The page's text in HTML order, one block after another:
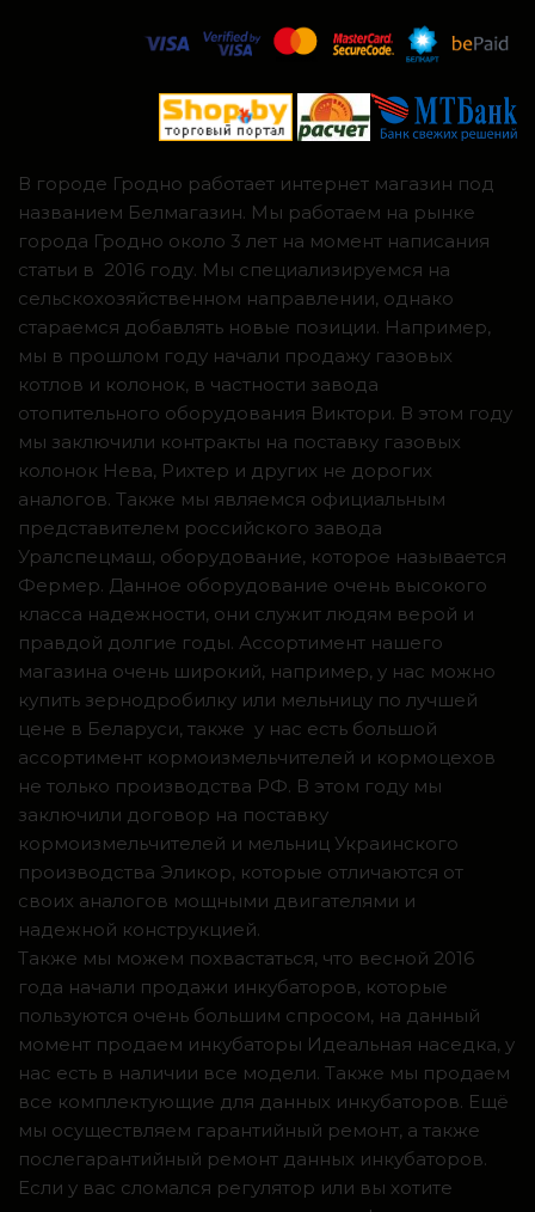
В городе Гродно работает интернет магазин под
названием Белмагазин. Мы работаем на рынке
города Гродно около 3 лет на момент написания
статьи в 2016 году. Мы специализируемся на
сельскохозяйственном направлении, однако
стараемся добавлять новые позиции. Например,
мы в прошлом году начали продажу газовых
котлов и колонок, в частности завода
отопительного оборудования Виктори. В этом году
мы заключили контракты на поставку газовых
колонок Нева, Рихтер и других не дорогих
аналогов. Также мы являемся официальным
представителем российского завода
Уралспецмаш, оборудование, которое называется
Фермер. Данное оборудование очень высокого
класса надежности, они служит людям верой и
правдой долгие годы. Ассортимент нашего
магазина очень широкий, например, у нас можно
купить зернодробилку или мельницу по лучшей
цене в Беларуси, также у нас есть большой
ассортимент кормоизмельчителей и кормоцехов
не только производства РФ. В этом году мы
заключили договор на поставку
кормоизмельчителей и мельниц Украинского
производства Эликор, которые отличаются от
своих аналогов мощными двигателями и
надежной конструкцией.
Также мы можем похвастаться, что весной 2016
года начали продажи инкубаторов, которые
пользуются очень большим спросом, на данный
момент продаем инкубаторы Идеальная наседка, у
нас есть в наличии все модели. Также мы продаем
все комплектующие для данных инкубаторов. Ещё
мы осуществляем гарантийный ремонт, а также
послегарантийный ремонт данных инкубаторов.
Если у вас сломался регулятор или вы хотите